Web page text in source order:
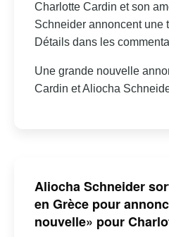
Charlotte Cardin et son
Schneider annoncent une
Détails dans les
Une grande nouvelle
Cardin et Aliocha
Aliocha Schneider
en Grèce pour
nouvelle» pour